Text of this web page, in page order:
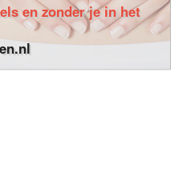
en zonder je in het